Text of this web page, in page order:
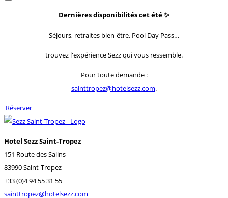
Dernières disponibilités cet été ✨
Séjours, retraites bien-être, Pool Day Pass…
trouvez l'expérience Sezz qui vous ressemble.
Pour toute demande :
sainttropez@hotelsezz.com.
Réserver
Hotel Sezz Saint-Tropez
151 Route des Salins
83990 Saint-Tropez
+33 (0)4 94 55 31 55
sainttropez@hotelsezz.com